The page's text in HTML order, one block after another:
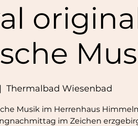
Thermalbad Wiesenbad
Musik im Herrenhaus
im Zeichen